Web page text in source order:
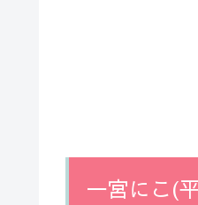
一宮にこ(